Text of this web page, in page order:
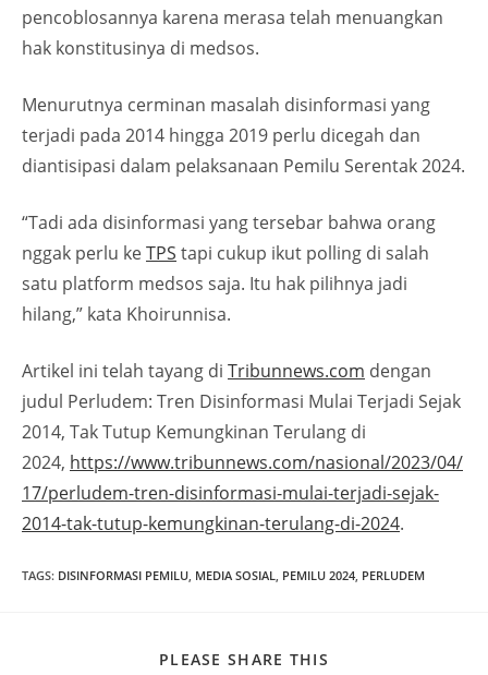
pencoblosannya karena merasa telah menuangkan
hak konstitusinya di medsos.
Menurutnya cerminan masalah disinformasi yang
terjadi pada 2014 hingga 2019 perlu dicegah dan
diantisipasi dalam pelaksanaan Pemilu Serentak 2024.
“Tadi ada disinformasi yang tersebar bahwa orang
nggak perlu keTPS tapi cukup ikut polling di salah
satu platform medsos saja. Itu hak pilihnya jadi
hilang,” kata Khoirunnisa.
Artikel ini telah tayang di Tribunnews.com dengan
judul Perludem: Tren Disinformasi Mulai Terjadi Sejak
2014, Tak Tutup Kemungkinan Terulang di
2024, https://www.tribunnews.com/nasional/2023/04/
17/perludem-tren-disinformasi-mulai-terjadi-sejak-
2014-tak-tutup-kemungkinan-terulang-di-2024.
TAGS: DISINFORMASI PEMILU, MEDIA SOSIAL, PEMILU 2024, PERLUDEM
PLEASE SHARE THIS